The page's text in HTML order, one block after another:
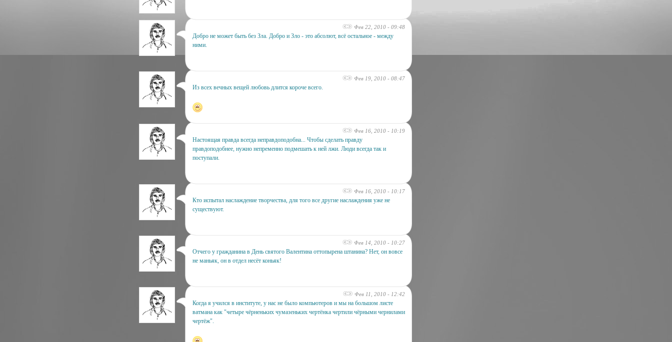
Фев 22, 2010 - 09:48
Добро не может быть без Зла. Добро и Зло - это абсолют, всё остальное - между
ними.
Фев 19, 2010 - 08:47
Из всех вечных вещей любовь длится короче всего.
Фев 16, 2010 - 10:19
Настоящая правда всегда неправдоподобна... Чтобы сделать правду
правдоподобнее, нужно непременно подмешать к ней лжи. Люди всегда так и
поступали.
Фев 16, 2010 - 10:17
Кто испытал наслаждение творчества, для того все другие наслаждения уже не
существуют.
Фев 14, 2010 - 10:27
Отчего у гражданина в День святого Валентина оттопырена штанина? Нет, он вовсе
не маньяк, он в отдел несёт коньяк!
Фев 11, 2010 - 12:42
Когда я учился в институте, у нас не было компьютеров и мы на большом листе
ватмана как "четыре чёрненьких чумазеньких чертёнка чертили чёрными чернилами
чертёж".